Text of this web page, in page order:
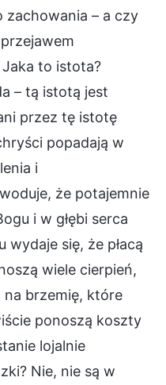
zachowania – a czy
to istota?
– tą istotą jest
przez tę istotę
popadają w
i
że potajemnie
i w głębi serca
wydaje się, że płacą
wiele cierpień,
na brzemię, które
ponoszą koszty
lojalnie
Nie, nie są w